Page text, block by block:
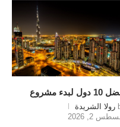
دول لبدء مشروع
رولا الشريدة
2, 2026